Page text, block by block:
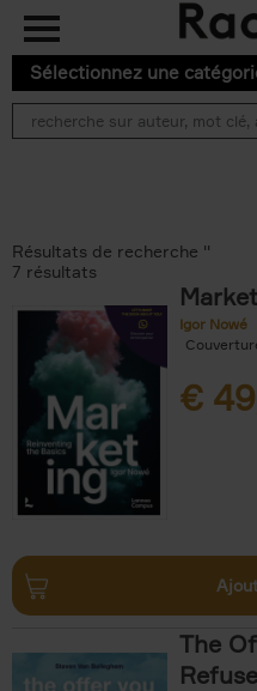
Aller au contenu principal
Sélectionnez une
Résultats de recherche ''
7 résultats
Igor Nowé
€
The
Refuse